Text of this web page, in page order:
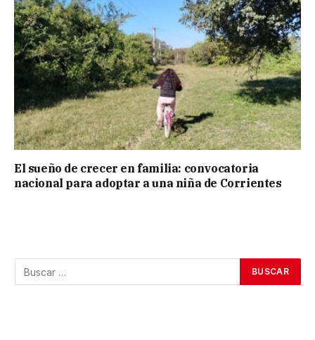
El sueño de crecer en familia: convocatoria
nacional para adoptar a una niña de Corrientes